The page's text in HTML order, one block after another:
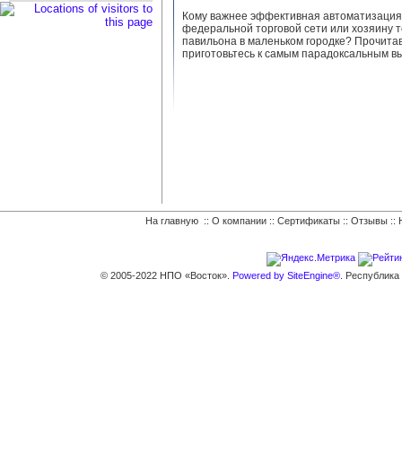
Кому важнее эффективная
федеральной торговой сети или хозяину
павильона в маленьком городке?
приготовьтесь к самым парадоксальным
На главную :: О компании :: Сертификаты :: Отзывы ::
© 2005-2022 НПО «Восток». Powered by SiteEngine®.